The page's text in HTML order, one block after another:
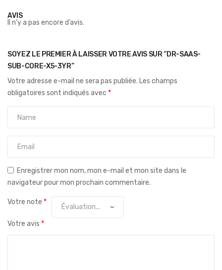
AVIS
Il n’y a pas encore d’avis.
SOYEZ LE PREMIER À LAISSER VOTRE AVIS SUR “DR-SAAS-
SUB-CORE-X5-3YR”
Votre adresse e-mail ne sera pas publiée. Les champs
obligatoires sont indiqués avec *
Enregistrer mon nom, mon e-mail et mon site dans le
navigateur pour mon prochain commentaire.
Votre note *
Votre avis *